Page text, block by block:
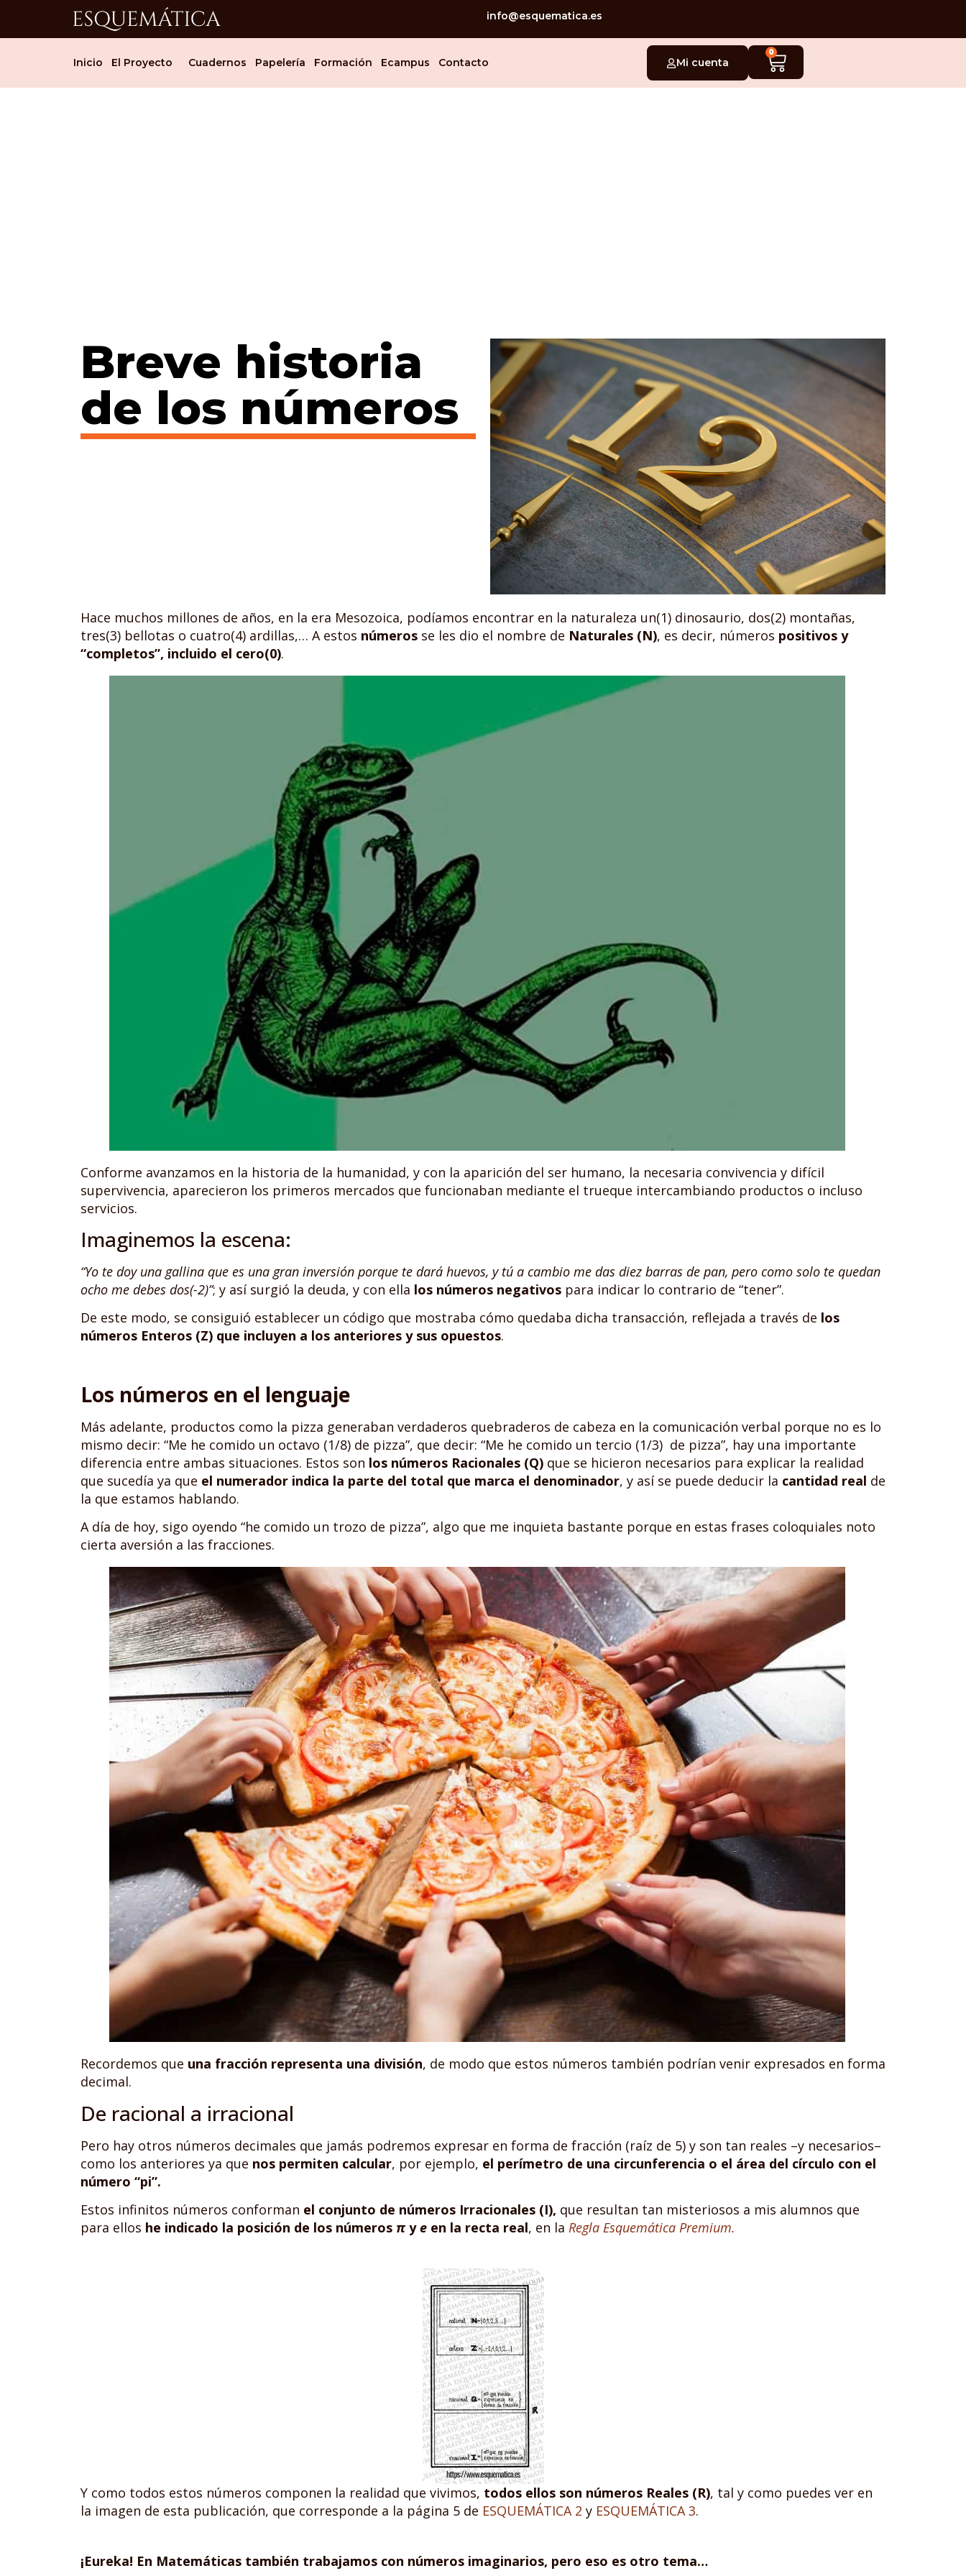
info@esquematica.es
Inicio El Proyecto Cuadernos Papelería Formación Ecampus Contacto Mi cuenta
0
Breve historia
de los números
Hace muchos millones de años, en la era Mesozoica, podíamos encontrar en la naturaleza un(1) dinosaurio, dos(2) montañas,
tres(3) bellotas o cuatro(4) ardillas,… A estos números se les dio el nombre de Naturales (N), es decir, números positivos y
“completos”, incluido el cero(0).
Conforme avanzamos en la historia de la humanidad, y con la aparición del ser humano, la necesaria convivencia y difícil
supervivencia, aparecieron los primeros mercados que funcionaban mediante el trueque intercambiando productos o incluso
servicios.
Imaginemos la escena:
“Yo te doy una gallina que es una gran inversión porque te dará huevos, y tú a cambio me das diez barras de pan, pero como solo te quedan
ocho me debes dos(-2)”; y así surgió la deuda, y con ella los números negativos para indicar lo contrario de “tener”.
De este modo, se consiguió establecer un código que mostraba cómo quedaba dicha transacción, reflejada a través de los
números Enteros (Z) que incluyen a los anteriores y sus opuestos.
Los números en el lenguaje
Más adelante, productos como la pizza generaban verdaderos quebraderos de cabeza en la comunicación verbal porque no es lo
mismo decir: “Me he comido un octavo (1/8) de pizza”, que decir: “Me he comido un tercio (1/3) de pizza”, hay una importante
diferencia entre ambas situaciones. Estos son los números Racionales (Q) que se hicieron necesarios para explicar la realidad
que sucedía ya que el numerador indica la parte del total que marca el denominador, y así se puede deducir la cantidad real de
la que estamos hablando.
A día de hoy, sigo oyendo “he comido un trozo de pizza”, algo que me inquieta bastante porque en estas frases coloquiales noto
cierta aversión a las fracciones.
Recordemos que una fracción representa una división, de modo que estos números también podrían venir expresados en forma
decimal.
De racional a irracional
Pero hay otros números decimales que jamás podremos expresar en forma de fracción (raíz de 5) y son tan reales –y necesarios–
como los anteriores ya que nos permiten calcular, por ejemplo, el perímetro de una circunferencia o el área del círculo con el
número “pi”.
Estos infinitos números conforman el conjunto de números Irracionales (I), que resultan tan misteriosos a mis alumnos que
para ellos he indicado la posición de los números π ye en la recta real, en la Regla Esquemática Premium.
Y como todos estos números componen la realidad que vivimos, todos ellos son números Reales (R), tal y como puedes ver en
la imagen de esta publicación, que corresponde a la página 5 de ESQUEMÁTICA 2 y ESQUEMÁTICA 3.
¡Eureka! En Matemáticas también trabajamos con números imaginarios, pero eso es otro tema…